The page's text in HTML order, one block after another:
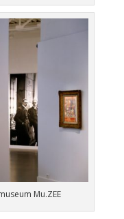
Mu.ZEE